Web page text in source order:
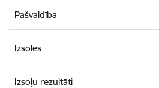
Pašvaldība
Izsoles
Izsoļu rezultāti